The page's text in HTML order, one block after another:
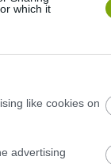
which it
like cookies on
advertising
került
változó